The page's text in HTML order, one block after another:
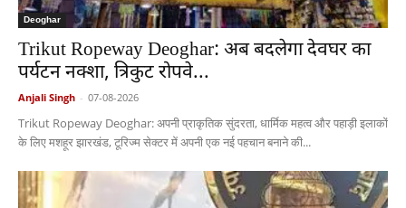
Deoghar
Trikut Ropeway Deoghar: अब बदलेगा देवघर का
पर्यटन नक्शा, त्रिकुट रोपवे...
Anjali Singh - 07-08-2026
Trikut Ropeway Deoghar: अपनी प्राकृतिक सुंदरता, धार्मिक महत्व और पहाड़ी इलाकों
के लिए मशहूर झारखंड, टूरिज्म सेक्टर में अपनी एक नई पहचान बनाने की...